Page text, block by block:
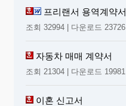
프리랜서 용역계약서
조회 32994 | 다운로드 23726
자동차 매매 계약서
조회 21304 | 다운로드 19981
이혼 신고서